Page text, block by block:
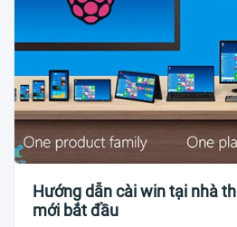
Hướng dẫn cài win tại nhà
mới bắt đầu